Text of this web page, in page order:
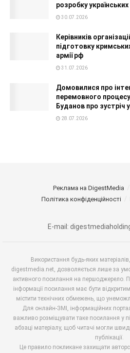
розробку
30.07.2026
Керівників
підготовку
армії рф
31.07.2026
Домовилися про
перемовного процесу
Буданов про зустріч
28.07.2026
Реклама на DigestMedia
Політика конфіденційності
E-mail:
Використання будь-яких
digestmedia.net, дозволяється лише за
активного посилання на першоджерело.
інформації посилання має бути
містити технічних обмежень, що
Для онлайн-ЗМІ, інформаційних
важливо розміщувати таке посилання у
абзаці матеріалу, щоб читачі могли
публікації.
Це правило покликане захищати